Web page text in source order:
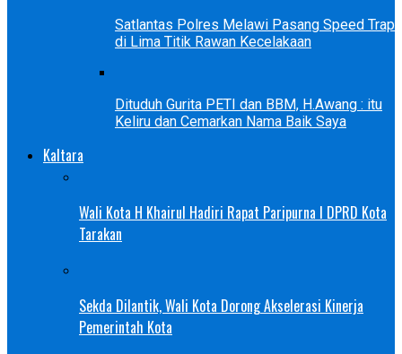
Satlantas Polres Melawi Pasang Speed Trap
di Lima Titik Rawan Kecelakaan
Dituduh Gurita PETI dan BBM, H.Awang : itu
Keliru dan Cemarkan Nama Baik Saya
Kaltara
Wali Kota H Khairul Hadiri Rapat Paripurna I DPRD Kota
Tarakan
Sekda Dilantik, Wali Kota Dorong Akselerasi Kinerja
Pemerintah Kota